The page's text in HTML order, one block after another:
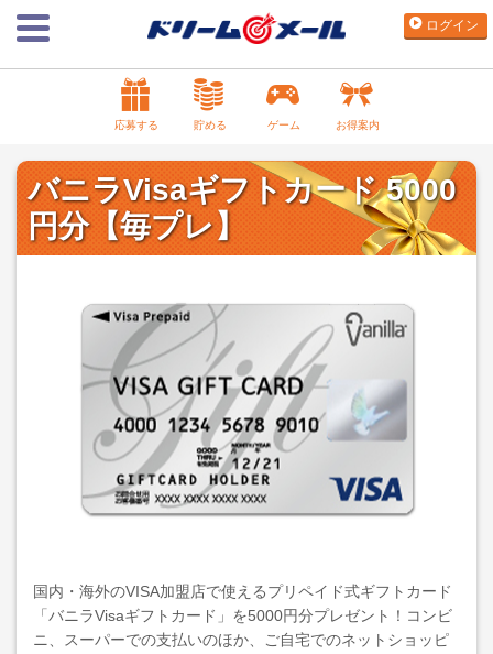
ログイン
応募する 貯める ゲーム お得案内
バニラVisaギフトカード 5000
円分【毎プレ】
国内・海外のVISA加盟店で使えるプリペイド式ギフトカード
「バニラVisaギフトカード」を5000円分プレゼント！コンビ
ニ、スーパーでの支払いのほか、ご自宅でのネットショッピ